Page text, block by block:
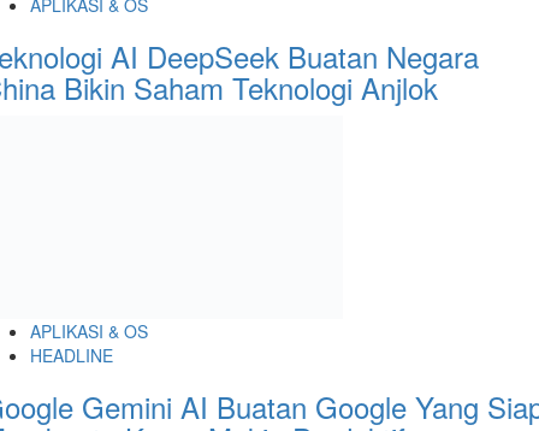
APLIKASI & OS
AI DeepSeek Buatan Negara
Bikin Saham Teknologi Anjlok
APLIKASI & OS
HEADLINE
Gemini AI Buatan Google Yang